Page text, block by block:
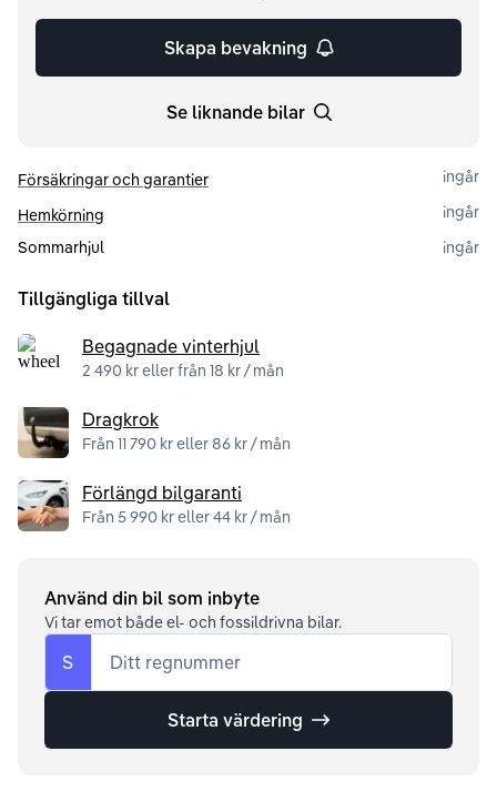
Skapa bevakning
Se liknande bilar
Försäkringar och garantier
ingår
Hemkörning
ingår
Sommarhjul
ingår
Tillgängliga tillval
Begagnade vinterhjul
2 490 kr eller från 18 kr / mån
Dragkrok
Från 11 790 kr eller 86 kr / mån
Förlängd bilgaranti
Från 5 990 kr eller 44 kr / mån
Använd din bil som inbyte
Vi tar emot både el- och fossildrivna bilar.
S Ditt regnummer
Starta värdering